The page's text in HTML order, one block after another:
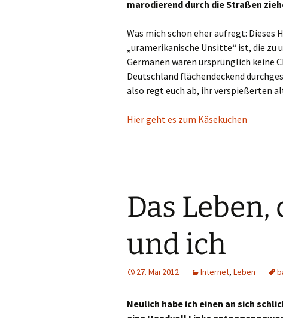
marodierend durch die Straßen
Was mich schon eher aufregt: Dieses
„uramerikanische Unsitte“ ist, die zu
Germanen waren ursprünglich keine
Deutschland flächendeckend
also regt euch ab, ihr verspießerten
Hier geht es zum Käsekuchen
Das
und ich
27. Mai 2012 Internet, Leben
Neulich habe ich einen an sich